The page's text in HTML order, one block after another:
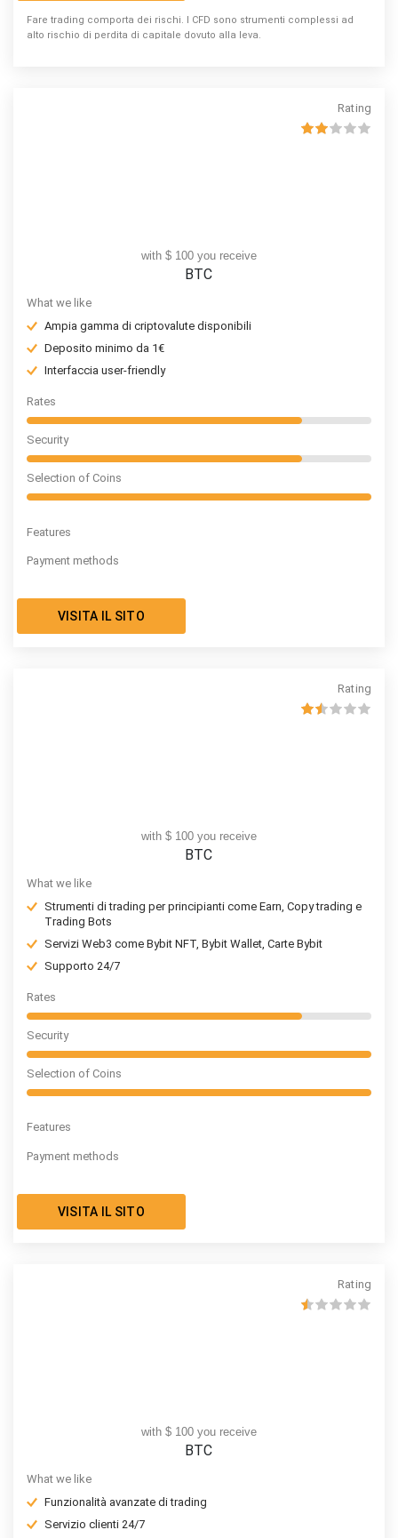
Fare trading comporta dei rischi. I CFD sono strumenti complessi ad
alto rischio di perdita di capitale dovuto alla leva.
Rating
with $ 100 you receive
BTC
What we like
Ampia gamma di criptovalute disponibili
Deposito minimo da 1€
Interfaccia user-friendly
Rates
Security
Selection of Coins
Features
Payment methods
VISITA IL SITO
Rating
with $ 100 you receive
BTC
What we like
Strumenti di trading per principianti come Earn, Copy trading e
Trading Bots
Servizi Web3 come Bybit NFT, Bybit Wallet, Carte Bybit
Supporto 24/7
Rates
Security
Selection of Coins
Features
Payment methods
VISITA IL SITO
Rating
with $ 100 you receive
BTC
What we like
Funzionalità avanzate di trading
Servizio clienti 24/7